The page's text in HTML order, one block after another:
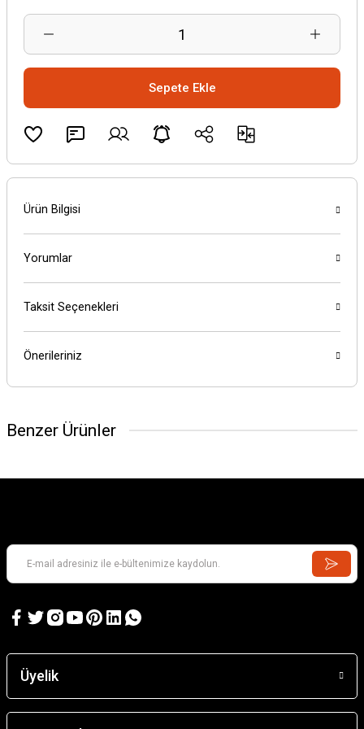
Sepete Ekle
Ürün Bilgisi
Yorumlar
Taksit Seçenekleri
Önerileriniz
Benzer Ürünler
Üyelik